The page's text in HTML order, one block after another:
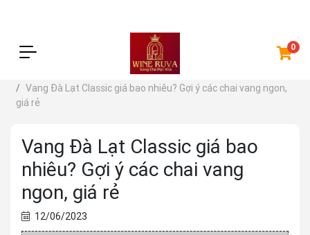
Vang Đà Lạt Classic giá bao nhiêu? Gợi ý các chai vang ngon,
giá rẻ
Vang Đà Lạt Classic giá bao
nhiêu? Gợi ý các chai vang
ngon, giá rẻ
12/06/2023